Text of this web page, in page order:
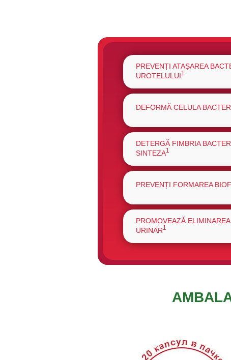
PREVENȚI ATAȘAREA
UROTELULUI1
DEFORMĂ CELULA
DETERGĂ FIMBRIA
SINTEZA1
PREVENȚI FORMAREA
PROMOVEAZĂ
URINAR1